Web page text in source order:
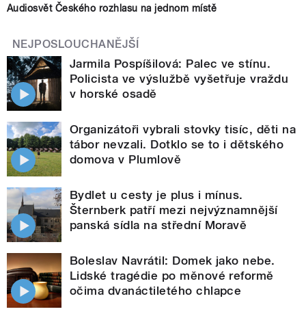
Audiosvět Českého rozhlasu na jednom místě
NEJPOSLOUCHANĚJŠÍ
Jarmila Pospíšilová: Palec ve stínu.
Policista ve výslužbě vyšetřuje vraždu
v horské osadě
Organizátoři vybrali stovky tisíc, děti na
tábor nevzali. Dotklo se to i dětského
domova v Plumlově
Bydlet u cesty je plus i mínus.
Šternberk patří mezi nejvýznamnější
panská sídla na střední Moravě
Boleslav Navrátil: Domek jako nebe.
Lidské tragédie po měnové reformě
očima dvanáctiletého chlapce